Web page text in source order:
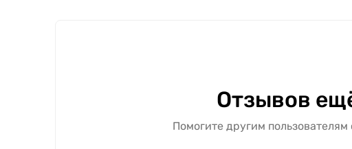
Отзывов
Помогите другим